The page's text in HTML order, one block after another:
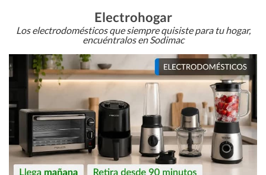
Electrohogar
Los electrodomésticos que siempre quisiste para tu hogar,
encuéntralos en Sodimac